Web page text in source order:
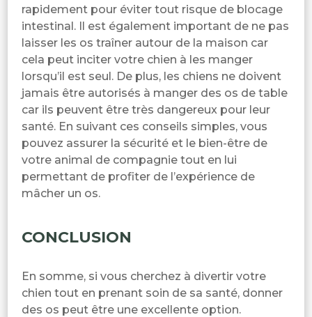
rapidement pour éviter tout risque de blocage
intestinal. Il est également important de ne pas
laisser les os traîner autour de la maison car
cela peut inciter votre chien à les manger
lorsqu’il est seul. De plus, les chiens ne doivent
jamais être autorisés à manger des os de table
car ils peuvent être très dangereux pour leur
santé. En suivant ces conseils simples, vous
pouvez assurer la sécurité et le bien-être de
votre animal de compagnie tout en lui
permettant de profiter de l’expérience de
mâcher un os.
CONCLUSION
En somme, si vous cherchez à divertir votre
chien tout en prenant soin de sa santé, donner
des os peut être une excellente option.